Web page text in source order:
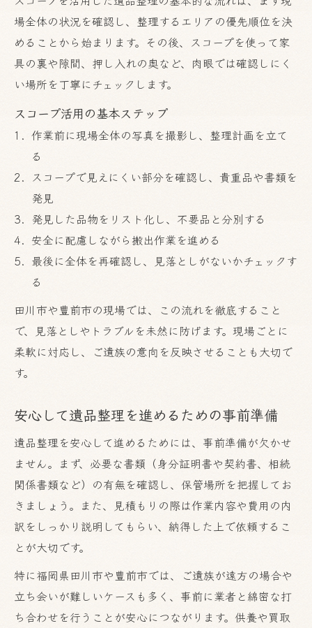
場全体の状況を確認し、整理するエリアの優先順位を決
めることから始まります。その後、スコープを使って家
具の裏や隙間、押し入れの奥など、肉眼では確認しにく
い場所を丁寧にチェックします。
スコープ活用の基本ステップ
作業前に現場全体の写真を撮影し、整理計画を立て
る
スコープで見えにくい部分を確認し、貴重品や書類を
発見
発見した品物をリスト化し、不要品と分別する
安全に配慮しながら搬出作業を進める
最後に全体を再確認し、見落としがないかチェックす
る
田川市や豊前市の現場では、この流れを徹底すること
で、見落としやトラブルを未然に防げます。現場ごとに
柔軟に対応し、ご遺族の意向を反映させることも大切で
す。
安心して遺品整理を進めるための事前準備
遺品整理を安心して進めるためには、事前準備が欠かせ
ません。まず、必要な書類（身分証明書や契約書、相続
関係書類など）の有無を確認し、保管場所を把握してお
きましょう。また、見積もりの際は作業内容や費用の内
訳をしっかり説明してもらい、納得した上で依頼するこ
とが大切です。
特に福岡県田川市や豊前市では、ご遺族が遠方の場合や
立ち会いが難しいケースも多く、事前に業者と綿密な打
ち合わせを行うことが安心につながります。供養や買取